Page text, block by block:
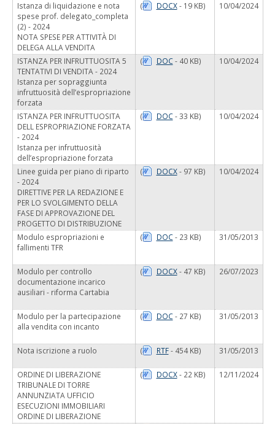
Istanza di liquidazione e nota
spese prof. delegato_completa
(2) - 2024
NOTA SPESE PER ATTIVITÀ DI
DELEGA ALLA VENDITA
( DOCX- 19 KB) 10/04/2024
ISTANZA PER INFRUTTUOSITA 5
TENTATIVI DI VENDITA - 2024
Istanza per sopraggiunta
infruttuosità dell’espropriazione
forzata
( DOC- 40 KB) 10/04/2024
ISTANZA PER INFRUTTUOSITA
DELL ESPROPRIAZIONE FORZATA
- 2024
Istanza per infruttuosità
dell’espropriazione forzata
( DOC- 33 KB) 10/04/2024
Linee guida per piano di riparto
- 2024
DIRETTIVE PER LA REDAZIONE E
PER LO SVOLGIMENTO DELLA
FASE DI APPROVAZIONE DEL
PROGETTO DI DISTRIBUZIONE
( DOCX- 97 KB) 10/04/2024
Modulo espropriazioni e
fallimenti TFR
( DOC- 23 KB) 31/05/2013
Modulo per controllo
documentazione incarico
ausiliari - riforma Cartabia
( DOCX- 47 KB) 26/07/2023
Modulo per la partecipazione
alla vendita con incanto
( DOC- 27 KB) 31/05/2013
Nota iscrizione a ruolo ( RTF- 454 KB) 31/05/2013
ORDINE DI LIBERAZIONE
TRIBUNALE DI TORRE
ANNUNZIATA UFFICIO
ESECUZIONI IMMOBILIARI
ORDINE DI LIBERAZIONE
( DOCX- 22 KB) 12/11/2024